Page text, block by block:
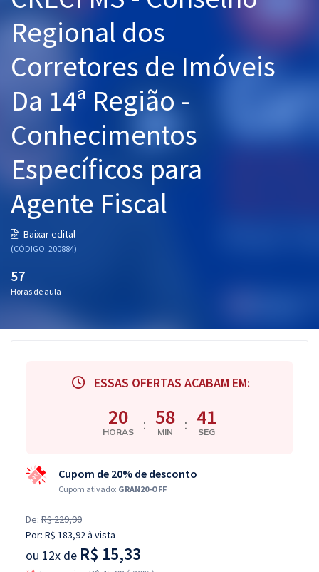
Graduação
Mentorias
Questões grátis
Conteúdo gratuito
Blog
Aprovados
Atendimento
Regional dos
Corretores de Imóveis
Da 14ª Região -
Conhecimentos
Específicos para
Agente Fiscal
Baixar edital
(CÓDIGO: 200884)
57
Horas de aula
ESSAS OFERTAS ACABAM EM:
20
HORAS : 58
MIN : 40
SEG
Cupom de 20% de desconto
Cupom ativado: GRAN20-OFF
De: R$ 229,90
Por: R$ 183,92à vista
ou 12x de R$ 15,33